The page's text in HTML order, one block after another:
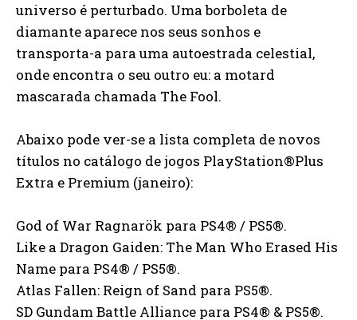
universo é perturbado. Uma borboleta de
diamante aparece nos seus sonhos e
transporta-a para uma autoestrada celestial,
onde encontra o seu outro eu: a motard
mascarada chamada The Fool.
Abaixo pode ver-se a lista completa de novos
títulos no catálogo de jogos PlayStation®Plus
Extra e Premium (janeiro):
God of War Ragnarök para PS4® / PS5®.
Like a Dragon Gaiden: The Man Who Erased His
Name para PS4® / PS5®.
Atlas Fallen: Reign of Sand para PS5®.
SD Gundam Battle Alliance para PS4® & PS5®.